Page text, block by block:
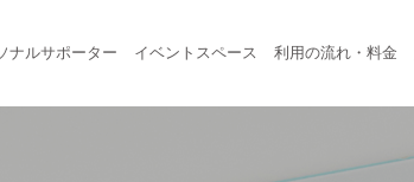
ナルサポーター イベントスペース 利用の流れ・料金